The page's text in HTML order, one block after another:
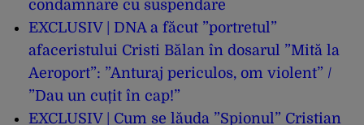
condamnare cu suspendare
EXCLUSIV | DNA a făcut ”portretul”
afaceristului Cristi Bălan în dosarul ”Mită la
Aeroport”: ”Anturaj periculos, om violent” /
”Dau un cuțit în cap!”
EXCLUSIV | Cum se lăuda ”Spionul” Cristian